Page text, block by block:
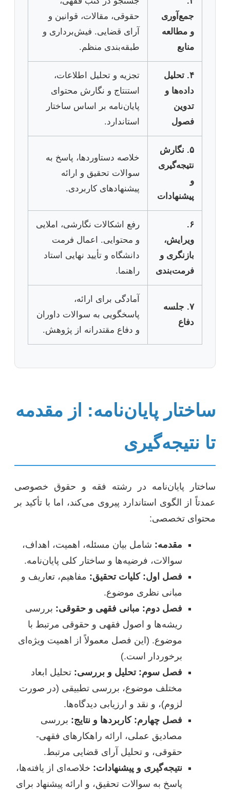
جمع‌آوری
و مطالعه
منابع
حقوقی، مقالات، قوانین و
آرای قضایی. فیش‌برداری و
طبقه‌بندی منظم.
۴. تحلیل
داده‌ها و
تدوین
فصول
تجزیه و تحلیل اطلاعات،
استنتاج و نگارش محتوای
پایان‌نامه بر اساس ساختار
استاندارد.
۵. نگارش
نتیجه‌گیری
و
پیشنهادات
خلاصه دستاوردها، پاسخ به
سوالات تحقیق و ارائه
پیشنهادهای کاربردی.
۶.
ویرایش،
بازنگری و
فرمت‌بندی
رفع اشکالات نگارشی، املایی
و محتوایی. اعمال فرمت
دانشگاه و تأیید نهایی استاد
راهنما.
۷. جلسه
دفاع
آمادگی برای ارائه،
پاسخگویی به سوالات داوران
و دفاع مقتدرانه از پژوهش.
ساختار پایان‌نامه: از مقدمه
تا نتیجه‌گیری
ساختار پایان‌نامه در رشته فقه و حقوق خصوصی
عمدتاً از الگوی استاندارد پیروی می‌کند، اما با تأکید بر
محتوای تخصصی:
مقدمه: شامل بیان مسئله، اهمیت، اهداف،
سوالات، فرضیه‌ها و ساختار کلی پایان‌نامه.
فصل اول: کلیات تحقیق: مفاهیم، تعاریف و
مبانی نظری موضوع.
فصل دوم: مبانی فقهی و حقوقی: بررسی
ریشه‌ها و اصول فقهی و حقوقی مرتبط با
موضوع. (این فصل معمولاً از اهمیت ویژه‌ای
برخوردار است.)
فصل سوم: تحلیل و بررسی: تحلیل ابعاد
مختلف موضوع، بررسی تطبیقی (در صورت
لزوم)، و نقد و ارزیابی دیدگاه‌ها.
فصل چهارم: کاربردها و نتایج: بررسی
مصادیق عملی، ارائه راهکارهای فقهی-
حقوقی، و تحلیل آرای قضایی مرتبط.
نتیجه‌گیری و پیشنهادات: خلاصه‌ای از یافته‌ها،
پاسخ به سوالات تحقیق، و ارائه پیشنهاد برای